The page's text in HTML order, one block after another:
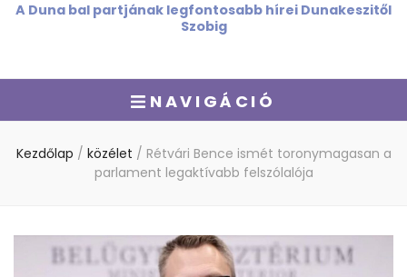
A Duna bal partjának legfontosabb hírei Dunakeszitől
Szobig
NAVIGÁCIÓ
Kezdőlap / közélet / Rétvári Bence ismét toronymagasan a
parlament legaktívabb felszólalója